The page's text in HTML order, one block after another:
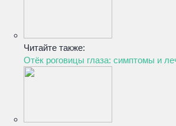
Читайте также:
Отёк роговицы глаза: симптомы и